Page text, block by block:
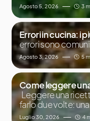
Agosto 5, 2026 3
Errori in cucina: i
errori sono
Agosto 3, 2026 5
Come leggere
Leggere una
farlo due volte:
Luglio 30, 2026 4